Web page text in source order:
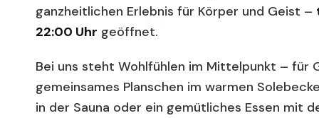
ganzheitlichen Erlebnis für Körper und Geist –
22:00 Uhr geöffnet.
Bei uns steht Wohlfühlen im Mittelpunkt – für
gemeinsames Planschen im warmen
in der Sauna oder ein gemütliches Essen mit